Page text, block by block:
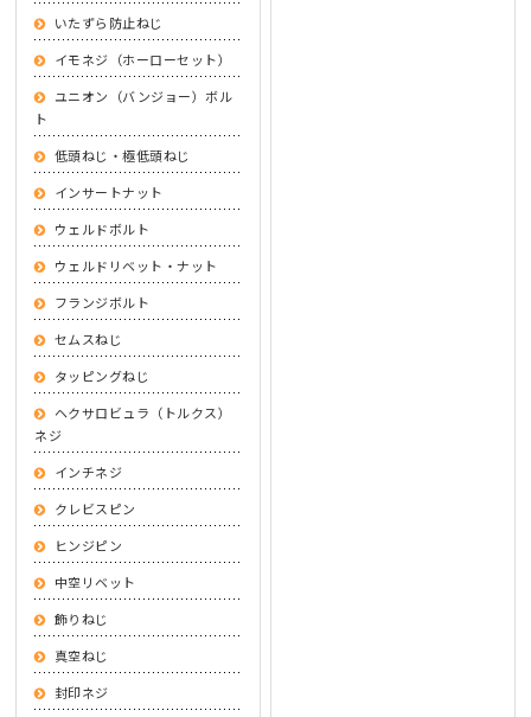
いたずら防止ねじ
イモネジ（ホーローセット）
ユニオン（バンジョー）ボル
ト
低頭ねじ・極低頭ねじ
インサートナット
ウェルドボルト
ウェルドリベット・ナット
フランジボルト
セムスねじ
タッピングねじ
ヘクサロビュラ（トルクス）
ネジ
インチネジ
クレビスピン
ヒンジピン
中空リベット
飾りねじ
真空ねじ
封印ネジ